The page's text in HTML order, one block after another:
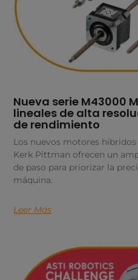
Nueva serie M43000
lineales de alta
de rendimiento
Los nuevos motores híbridos
Kerk Pittman ofrecen un
de paso para priorizar la
máquina.
Leer Más